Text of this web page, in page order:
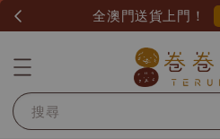
全澳門送貨上門！
搜尋